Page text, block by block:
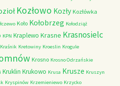
Kozłowo Kozły Kozłówka
Koło Kołobrzeg Kołodziąż
KPN Kraplewo Krasne Krasnosielc
Kraśnik Kretowiny Kroeslin Krogule
Krosno Krosno Odrzańskie
Kruklin Krukowo Krusa Krusze Kruszyn
Kryspinów Krzemieniewo Krzycko